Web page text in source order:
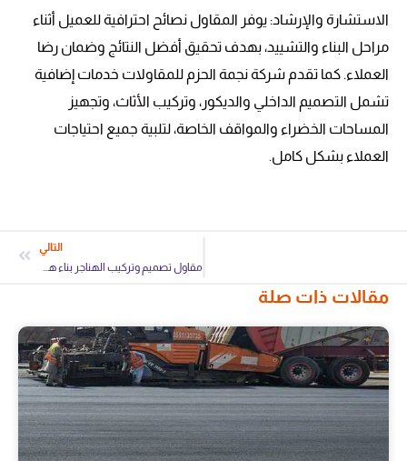
الاستشارة والإرشاد: يوفر المقاول نصائح احترافية للعميل أثناء
مراحل البناء والتشييد، بهدف تحقيق أفضل النتائج وضمان رضا
العملاء. كما تقدم شركة نجمة الحزم للمقاولات خدمات إضافية
تشمل التصميم الداخلي والديكور، وتركيب الأثاث، وتجهيز
المساحات الخضراء والمواقف الخاصة، لتلبية جميع احتياجات
العملاء بشكل كامل.
التالي
مقاول تصميم وتركيب الهناجر بناء هناجر
مقالات ذات صلة